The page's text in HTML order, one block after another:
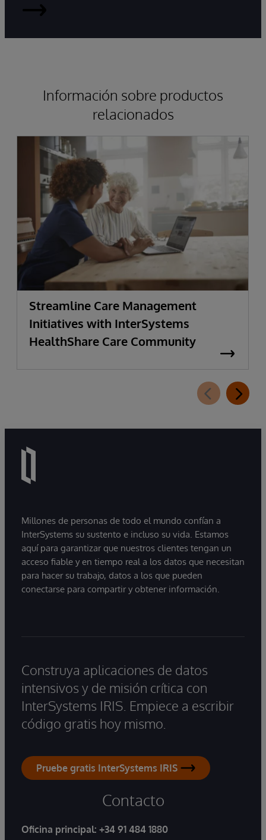
HealthShare
Información sobre productos
relacionados
Streamline Care Management
Initiatives with InterSystems
HealthShare Care Community
Millones de personas de todo el mundo confían a
InterSystems su sustento e incluso su vida. Estamos
aquí para garantizar que nuestros clientes tengan un
acceso fiable y en tiempo real a los datos que necesitan
para hacer su trabajo, datos a los que pueden
conectarse para compartir y obtener información.
Construya aplicaciones de datos
intensivos y de misión crítica con
InterSystems IRIS. Empiece a escribir
código gratis hoy mismo.
Pruebe gratis InterSystems IRIS
Contacto
Oficina principal: +34 91 484 1880